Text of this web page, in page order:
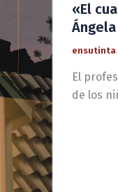
«El
ensutinta
El
de los